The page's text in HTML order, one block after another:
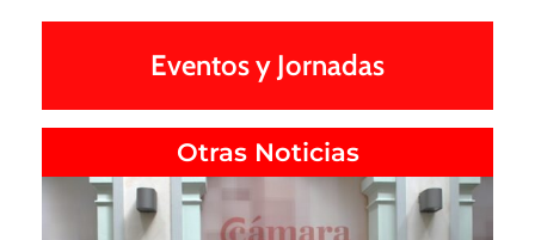
Eventos y Jornadas
Otras Noticias